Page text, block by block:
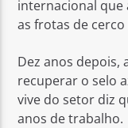
internacional que
as frotas de
Dez anos depois,
recuperar o selo
vive do setor diz
anos de trabalho.